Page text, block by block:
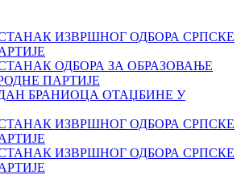
ИЗВРШНОГ ОДБОРА СРПСКЕ
ОДБОРА ЗА ОБРАЗОВАЊЕ
ПАРТИЈЕ
БРАНИОЦА ОТАЏБИНЕ У
ИЗВРШНОГ ОДБОРА СРПСКЕ
ИЗВРШНОГ ОДБОРА СРПСКЕ